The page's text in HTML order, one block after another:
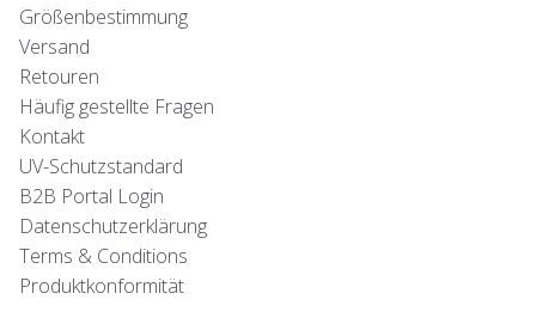
Größenbestimmung
Versand
Retouren
Häufig gestellte Fragen
Kontakt
UV-Schutzstandard
B2B Portal Login
Datenschutzerklärung
Terms & Conditions
Produktkonformität